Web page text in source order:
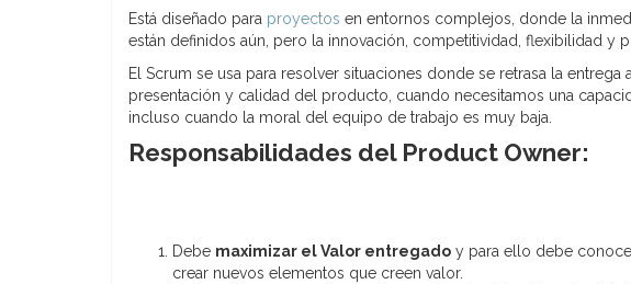
Está diseñado para proyectos en entornos complejos, donde la
están definidos aún, pero la innovación, competitividad, flexibilidad y
El Scrum se usa para resolver situaciones donde se retrasa la
presentación y calidad del producto, cuando necesitamos una
incluso cuando la moral del equipo de trabajo es muy baja.
Responsabilidades del Product Owner:
Debe maximizar el Valor entregado y para ello debe
crear nuevos elementos que creen valor.